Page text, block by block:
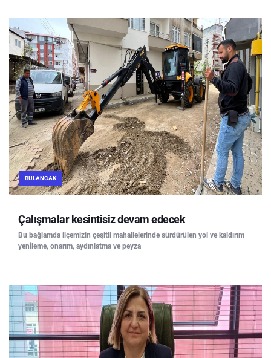
BULANCAK
Çalışmalar kesintisiz devam edecek
Bu bağlamda ilçemizin çeşitli mahallelerinde sürdürülen yol ve kaldırım
yenileme, onarım, aydınlatma ve peyza